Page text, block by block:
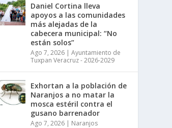
Daniel Cortina lleva
apoyos a las comunidades
más alejadas de la
cabecera municipal: “No
están solos”
Ago 7, 2026 |Ayuntamiento de
Tuxpan Veracruz - 2026-2029
Exhortan a la población de
Naranjos a no matar la
mosca estéril contra el
gusano barrenador
Ago 7, 2026 | Naranjos